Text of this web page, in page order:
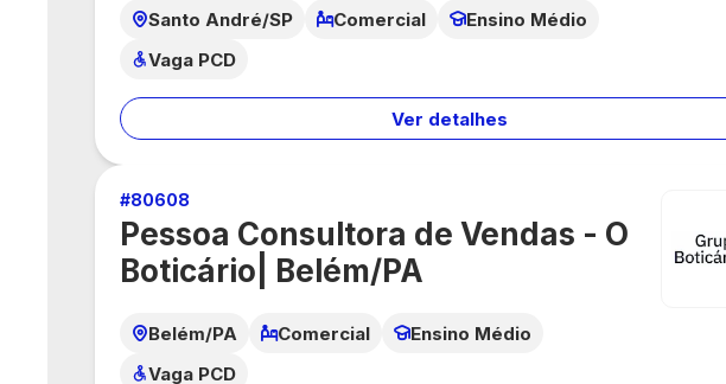
Santo André/SP Comercial
Ensino Médio
Vaga PCD
Ver detalhes
#80608
Pessoa Consultora de Vendas - O
Boticário| Belém/PA
Belém/PA Comercial
Ensino Médio
Vaga PCD